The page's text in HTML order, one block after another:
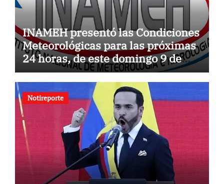
INAMEH presentó las Condiciones
Meteorológicas para las próximas
24 horas, de este domingo 9 de
agosto 2026
Notireporte